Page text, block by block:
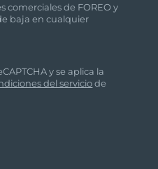
comerciales de FOREO y
baja en cualquier
y se aplica la
del serviciode